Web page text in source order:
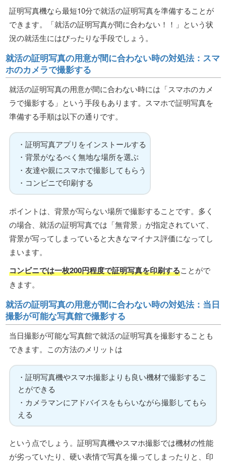
証明写真機なら最短10分で就活の証明写真を準備することが
できます。「就活の証明写真が間に合わない！！」という状
況の就活生にはぴったりな手段でしょう。
就活の証明写真の用意が間に合わない時の対処法：スマ
ホのカメラで撮影する
就活の証明写真の用意が間に合わない時には「スマホのカメ
ラで撮影する」という手段もあります。スマホで証明写真を
準備する手順は以下の通りです。
・証明写真アプリをインストールする
・背景がなるべく無地な場所を選ぶ
・友達や親にスマホで撮影してもらう
・コンビニで印刷する
ポイントは、背景が写らない場所で撮影することです。多く
の場合、就活の証明写真では「無背景」が指定されていて、
背景が写ってしまっていると大きなマイナス評価になってし
まいます。
コンビニでは一枚200円程度で証明写真を印刷することがで
きます。
就活の証明写真の用意が間に合わない時の対処法：当日
撮影が可能な写真館で撮影する
当日撮影が可能な写真館で就活の証明写真を撮影することも
できます。この方法のメリットは
・証明写真機やスマホ撮影よりも良い機材で撮影するこ
とができる
・カメラマンにアドバイスをもらいながら撮影してもら
える
という点でしょう。証明写真機やスマホ撮影では機材の性能
が劣っていたり、硬い表情で写真を撮ってしまったりと、印